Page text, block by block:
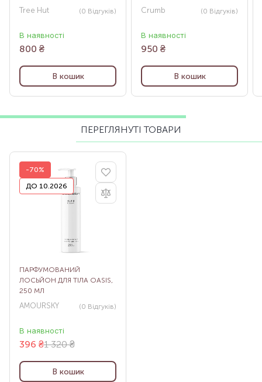
Tree Hut (0 Відгуків)
В наявності
800 ₴
В кошик
Crumb (0 Відгуків)
В наявності
950 ₴
В кошик
ПЕРЕГЛЯНУТІ ТОВАРИ
-70%
ДО 10.2026
ПАРФУМОВАНИЙ
ЛОСЬЙОН ДЛЯ ТІЛА OASIS,
250 МЛ
AMOURSKY (0 Відгуків)
В наявності
1 320 ₴
396 ₴
В кошик